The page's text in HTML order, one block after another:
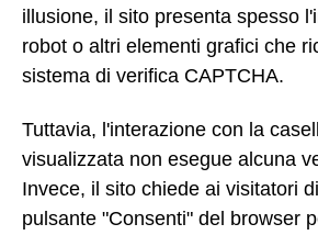
illusione, il sito presenta spesso
robot o altri elementi grafici che
sistema di verifica CAPTCHA.
Tuttavia, l'interazione con la
visualizzata non esegue alcuna
Invece, il sito chiede ai visitatori
pulsante "Consenti" del browser